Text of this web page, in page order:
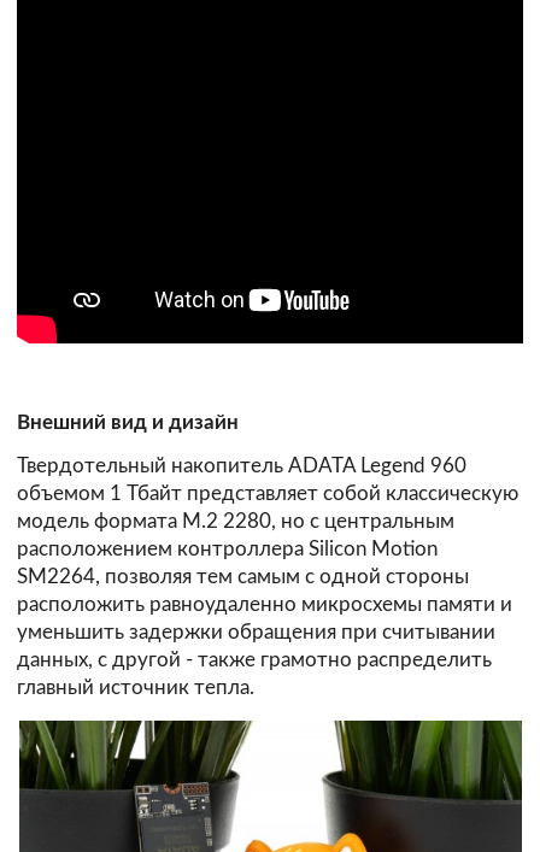
Внешний вид и дизайн
Твердотельный накопитель ADATA Legend 960
объемом 1 Тбайт представляет собой классическую
модель формата М.2 2280, но с центральным
расположением контроллера Silicon Motion
SM2264, позволяя тем самым с одной стороны
расположить равноудаленно микросхемы памяти и
уменьшить задержки обращения при считывании
данных, с другой - также грамотно распределить
главный источник тепла.